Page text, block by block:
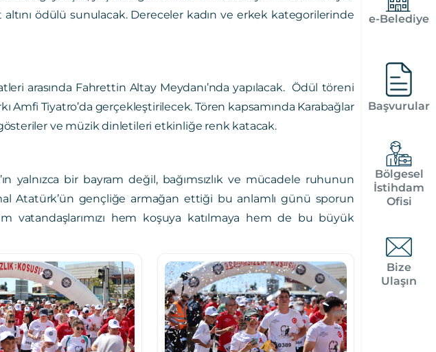
ödülü sunulacak. Dereceler kadın ve erkek kategorilerinde
arasında Fahrettin Altay Meydanı’nda yapılacak. Ödül töreni
Amfi Tiyatro’da gerçekleştirilecek. Tören kapsamında Karabağlar
ve müzik dinletileri etkinliğe renk katacak.
yalnızca bir bayram değil, bağımsızlık ve mücadele ruhunun
Atatürk’ün gençliğe armağan ettiği bu anlamlı günü sporun
vatandaşlarımızı hem koşuya katılmaya hem de bu büyük
e-Belediye
Başvurular
Bölgesel
İstihdam
Ofisi
Bize
Ulaşın